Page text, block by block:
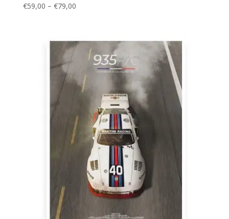
€59,00 – €79,00Price
through
€79,00